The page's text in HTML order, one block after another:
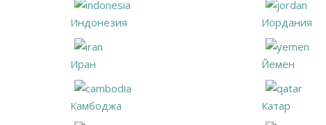
Индонезия Иордания
Иран Йемен
Камбоджа Катар